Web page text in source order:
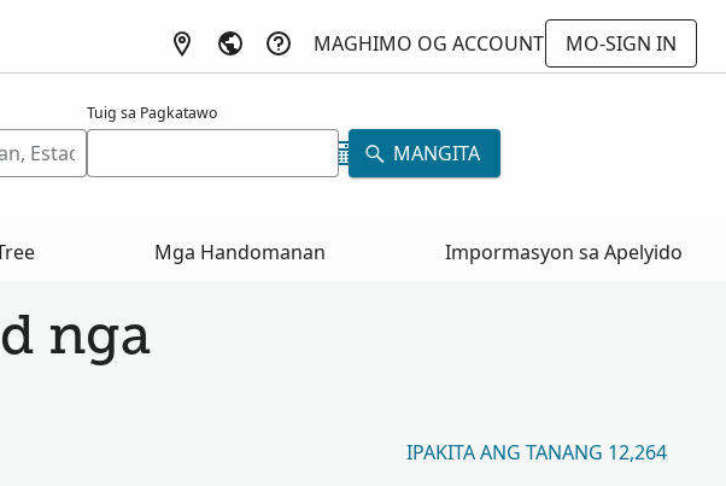
MAGHIMO OG ACCOUNT
MO-SIGN IN
Tuig sa Pagkatawo
MANGITA
Mga Handomanan Impormasyon sa Apelyido
nga
IPAKITA ANG TANANG 12,264